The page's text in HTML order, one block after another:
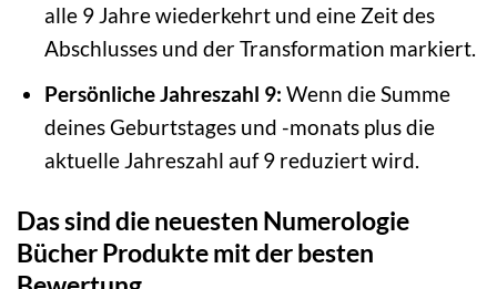
alle 9 Jahre wiederkehrt und eine Zeit des
Abschlusses und der Transformation markiert.
Persönliche Jahreszahl 9: Wenn die Summe
deines Geburtstages und -monats plus die
aktuelle Jahreszahl auf 9 reduziert wird.
Das sind die neuesten Numerologie
Bücher Produkte mit der besten